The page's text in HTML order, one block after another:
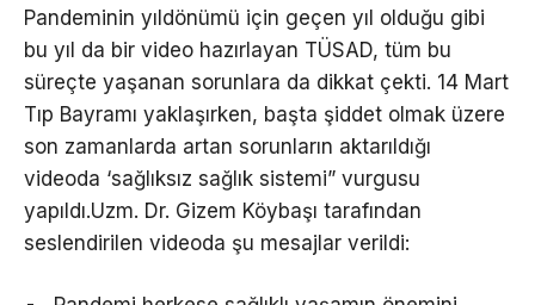
Pandeminin yıldönümü için geçen yıl olduğu gibi
bu yıl da bir video hazırlayan TÜSAD, tüm bu
süreçte yaşanan sorunlara da dikkat çekti. 14 Mart
Tıp Bayramı yaklaşırken, başta şiddet olmak üzere
son zamanlarda artan sorunların aktarıldığı
videoda ‘sağlıksız sağlık sistemi” vurgusu
yapıldı.Uzm. Dr. Gizem Köybaşı tarafından
seslendirilen videoda şu mesajlar verildi: